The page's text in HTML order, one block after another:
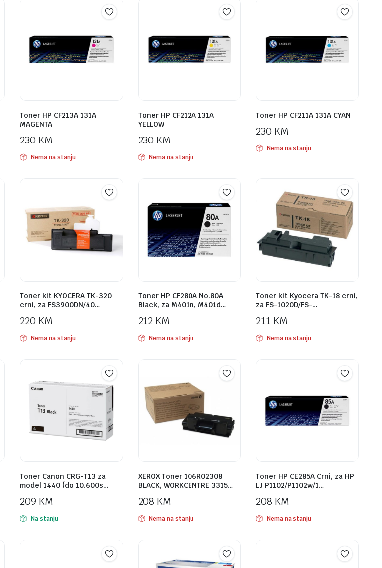
Toner HP CF213A 131A
MAGENTA
230 KM
Nema na stanju
Toner HP CF212A 131A
YELLOW
230 KM
Nema na stanju
Toner HP CF211A 131A CYAN
230 KM
Nema na stanju
Toner kit KYOCERA TK-320
crni, za FS3900DN/40…
220 KM
Nema na stanju
Toner HP CF280A No.80A
Black, za M401n, M401d…
212 KM
Nema na stanju
Toner kit Kyocera TK-18 crni,
za FS-1020D/FS-…
211 KM
Nema na stanju
Toner Canon CRG-T13 za
model 1440 (do 10.600s…
209 KM
Na stanju
XEROX Toner 106R02308
BLACK, WORKCENTRE 3315…
208 KM
Nema na stanju
Toner HP CE285A Crni, za HP
LJ P1102/P1102w/1…
208 KM
Nema na stanju